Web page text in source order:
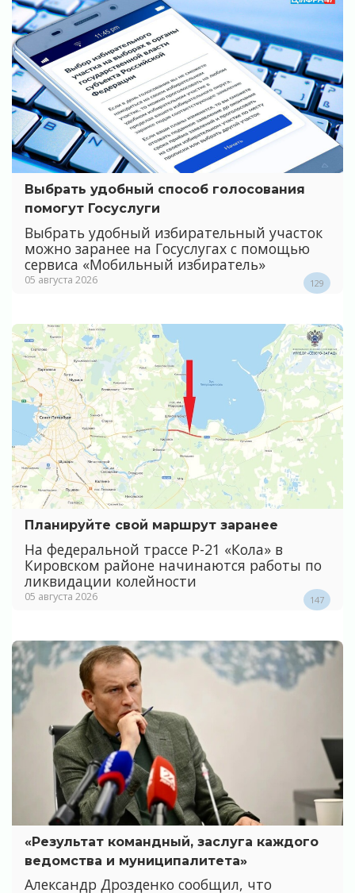
Выбрать удобный способ голосования
помогут Госуслуги
Выбрать удобный избирательный участок
можно заранее на Госуслугах с помощью
сервиса «Мобильный избиратель»
05 августа 2026 129
Планируйте свой маршрут заранее
На федеральной трассе Р-21 «Кола» в
Кировском районе начинаются работы по
ликвидации колейности
05 августа 2026 147
«Результат командный, заслуга каждого
ведомства и муниципалитета»
Александр Дрозденко сообщил, что